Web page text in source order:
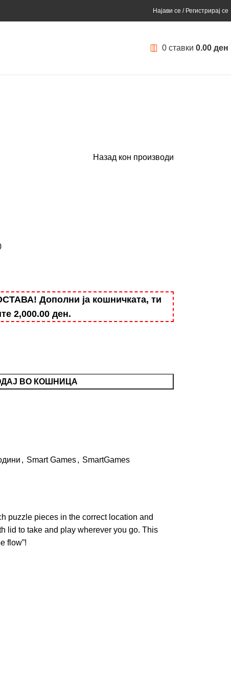
Најави се / Регистрирај се
0 ставки 0.00 ден
Назад кон производи
Дополни ја кошничката, ти
2,000.00 ден.
ВО КОШНИЦА
, Smart Games, SmartGames
puzzle pieces in the correct location and
lid to take and play wherever you go. This
flow”!